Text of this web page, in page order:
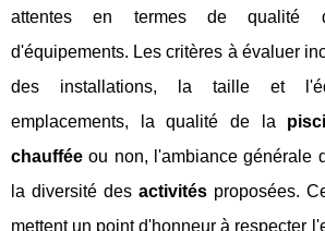
attentes en termes de qualité
d'équipements. Les critères à évaluer
des installations, la taille et
emplacements, la qualité de la
chauffée ou non, l'ambiance générale
la diversité des activitésproposées.
mettent un point d'honneur à respecter